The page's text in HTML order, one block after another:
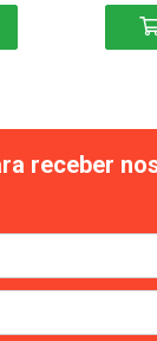
receber